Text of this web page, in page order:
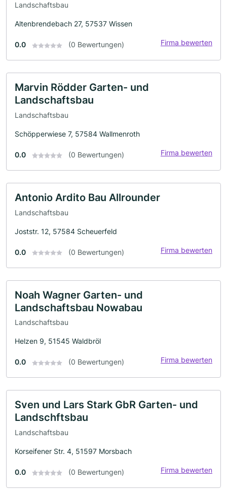
Landschaftsbau
Altenbrendebach 27, 57537 Wissen
0.0 (0 Bewertungen) Firma bewerten
Marvin Rödder Garten- und
Landschaftsbau
Landschaftsbau
Schöpperwiese 7, 57584 Wallmenroth
0.0 (0 Bewertungen) Firma bewerten
Antonio Ardito Bau Allrounder
Landschaftsbau
Joststr. 12, 57584 Scheuerfeld
0.0 (0 Bewertungen) Firma bewerten
Noah Wagner Garten- und
Landschaftsbau Nowabau
Landschaftsbau
Helzen 9, 51545 Waldbröl
0.0 (0 Bewertungen) Firma bewerten
Sven und Lars Stark GbR Garten- und
Landschftsbau
Landschaftsbau
Korseifener Str. 4, 51597 Morsbach
0.0 (0 Bewertungen) Firma bewerten